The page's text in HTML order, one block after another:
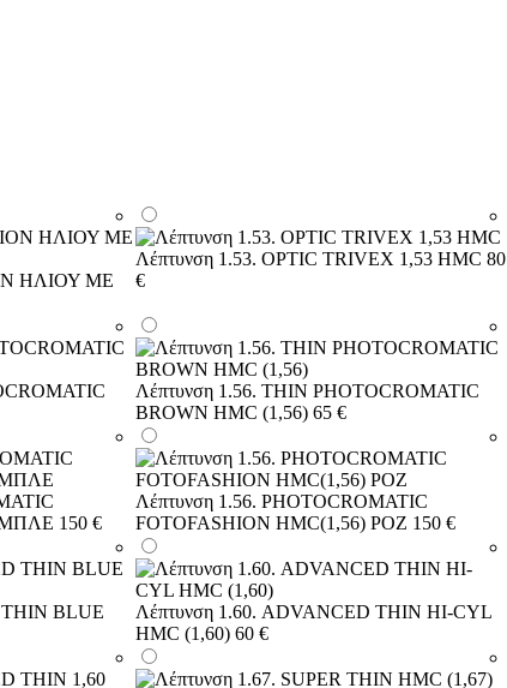
ΗΛΙΟΥ ΜΕ
Λέπτυνση 1.53. OPTIC TRIVEX 1,53 HMC 80
€
Λέπτυνση 1.56. THIN PHOTOCROMATIC
BROWN HMC (1,56) 65 €
ΜΠΛΕ 150 €
Λέπτυνση 1.56. PHOTOCROMATIC
FOTOFASHION HMC(1,56) ΡΟΖ 150 €
THIN BLUE
Λέπτυνση 1.60. ADVANCED THIN HI-CYL
HMC (1,60) 60 €